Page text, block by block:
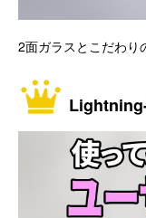
2面ガラスとこだわり